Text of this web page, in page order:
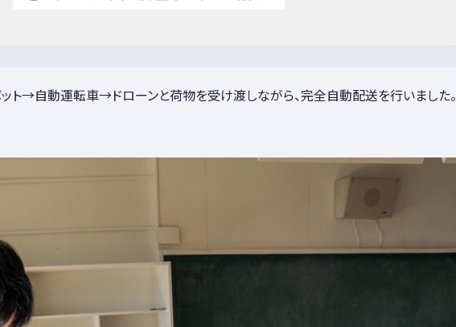
ト→自動運転車→ドローンと荷物を受け渡しながら、完全自動配送を行いました。